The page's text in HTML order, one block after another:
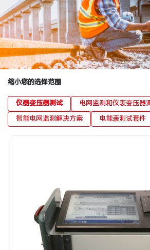
缩小您的选择范围
电网监测和仪表变压器
智能电网监测解决方案
仪器变压器测试
电能表测试套件